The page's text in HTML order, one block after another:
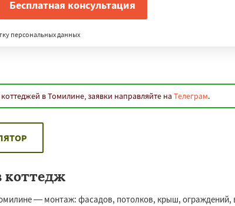
персональных данных
в Томилине, заявки направляйте на Телеграм.
коттедж
— монтаж: фасадов, потолков, крыш, ограждений,